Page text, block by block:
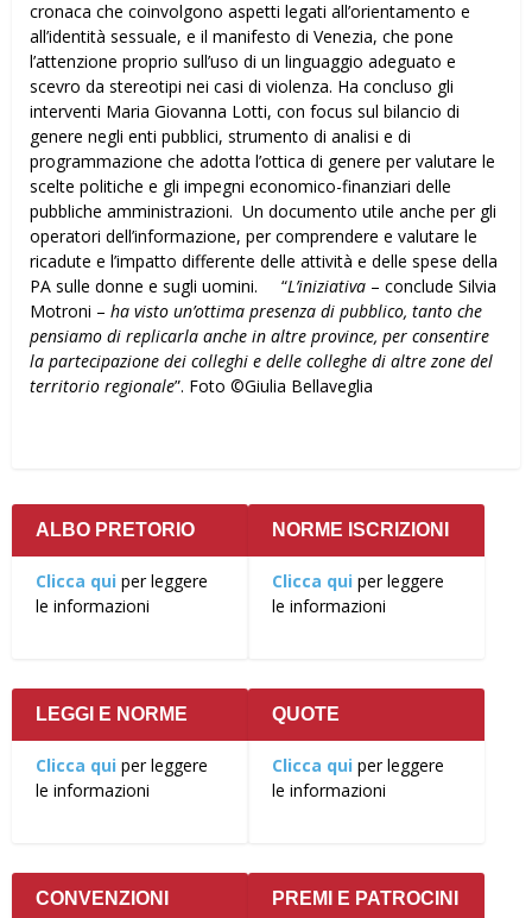
cronaca che coinvolgono aspetti legati all’orientamento e
all’identità sessuale, e il manifesto di Venezia, che pone
l’attenzione proprio sull’uso di un linguaggio adeguato e
scevro da stereotipi nei casi di violenza. Ha concluso gli
interventi Maria Giovanna Lotti, con focus sul bilancio di
genere negli enti pubblici, strumento di analisi e di
programmazione che adotta l’ottica di genere per valutare le
scelte politiche e gli impegni economico-finanziari delle
pubbliche amministrazioni. Un documento utile anche per gli
operatori dell’informazione, per comprendere e valutare le
ricadute e l’impatto differente delle attività e delle spese della
PA sulle donne e sugli uomini. “L’iniziativa – conclude Silvia
Motroni – ha visto un’ottima presenza di pubblico, tanto che
pensiamo di replicarla anche in altre province, per consentire
la partecipazione dei colleghi e delle colleghe di altre zone del
territorio regionale”. Foto ©Giulia Bellaveglia
ALBO PRETORIO
Clicca qui per leggere
le informazioni
NORME ISCRIZIONI
Clicca qui per leggere
le informazioni
LEGGI E NORME
Clicca qui per leggere
le informazioni
QUOTE
Clicca qui per leggere
le informazioni
CONVENZIONI PREMI E PATROCINI